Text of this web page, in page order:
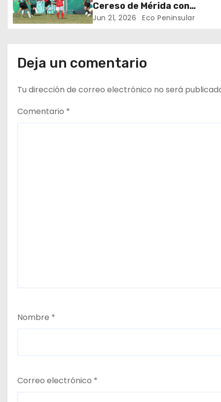
e
t
a
d
Cereso de Mérida con
participación de 48 equipos
Jun 21, 2026 Eco Peninsular
Deja un comentario
Tu dirección de correo electrónico no será
Comentario *
Nombre *
Correo electrónico *